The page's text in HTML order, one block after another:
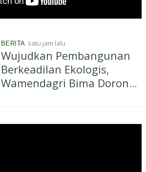
BERITA satu jam lalu
Wujudkan Pembangunan
Berkeadilan Ekologis,
Wamendagri Bima Dorong
Kepemimpinan